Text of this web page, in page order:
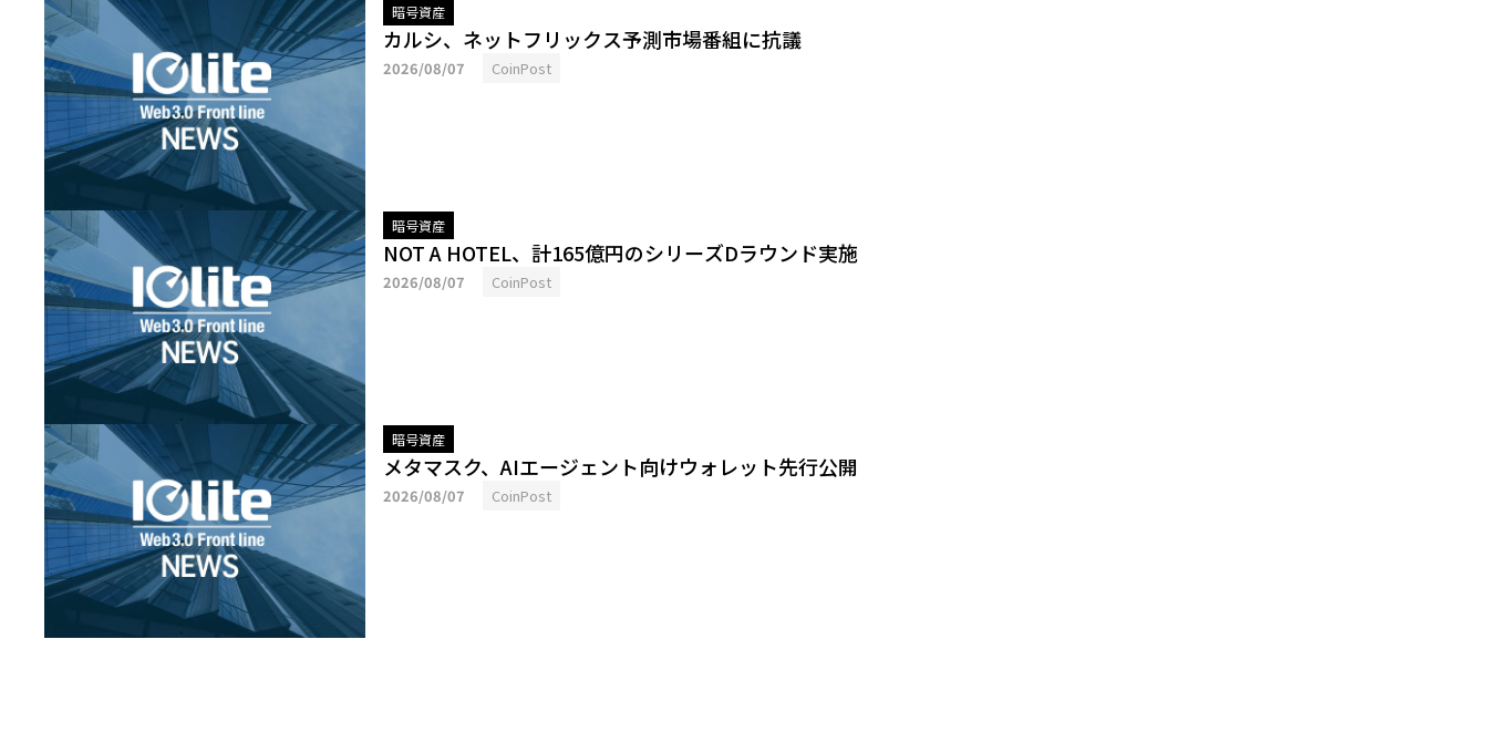
暗号資産
カルシ、ネットフリックス予測市場番組に抗議
2026/08/07 CoinPost
暗号資産
NOT A HOTEL、計165億円のシリーズDラウンド実施
2026/08/07 CoinPost
暗号資産
メタマスク、AIエージェント向けウォレット先行公開
2026/08/07 CoinPost